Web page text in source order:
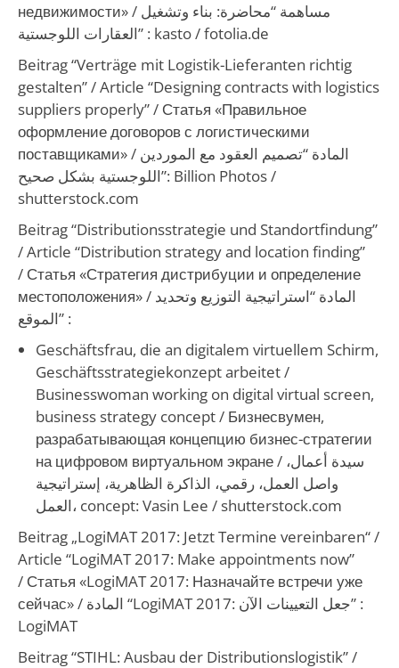
недвижимости»/ مساهمة “محاضرة: بناء وتشغيل
العقارات اللوجستية” : kasto / fotolia.de
Beitrag “Verträge mit Logistik-Lieferanten richtig
gestalten” /Article “Designing contracts with logistics
suppliers properly”/ Статья «Правильное
оформление договоров с логистическими
поставщиками» / المادة “تصميم العقود مع الموردين
اللوجستية بشكل صحيح”: Billion Photos /
shutterstock.com
Beitrag “Distributionsstrategie und Standortfindung”
/Article “Distribution strategy and location finding”
/ Статья «Стратегия дистрибуции и определение
местоположения» / المادة “استراتيجية التوزيع وتحديد
الموقع” :
Geschäftsfrau, die an digitalem virtuellem Schirm,
Geschäftsstrategiekonzept arbeitet/
Businesswoman working on digital virtual screen,
business strategy concept / Бизнесвумен,
разрабатывающая концепцию бизнес-стратегии
на цифровом виртуальном экране / سيدة أعمال،
واصل العمل، رقمي، الذاكرة الظاهرية، إستراتيجية
العمل، concept: Vasin Lee / shutterstock.com
Beitrag „LogiMAT 2017: Jetzt Termine vereinbaren“ /
Article “LogiMAT 2017: Make appointments now”
/ Статья «LogiMAT 2017: Назначайте встречи уже
сейчас» /
المادة “LogiMAT 2017: جعل التعيينات الآن” :
LogiMAT
Beitrag “STIHL: Ausbau der Distributionslogistik” /